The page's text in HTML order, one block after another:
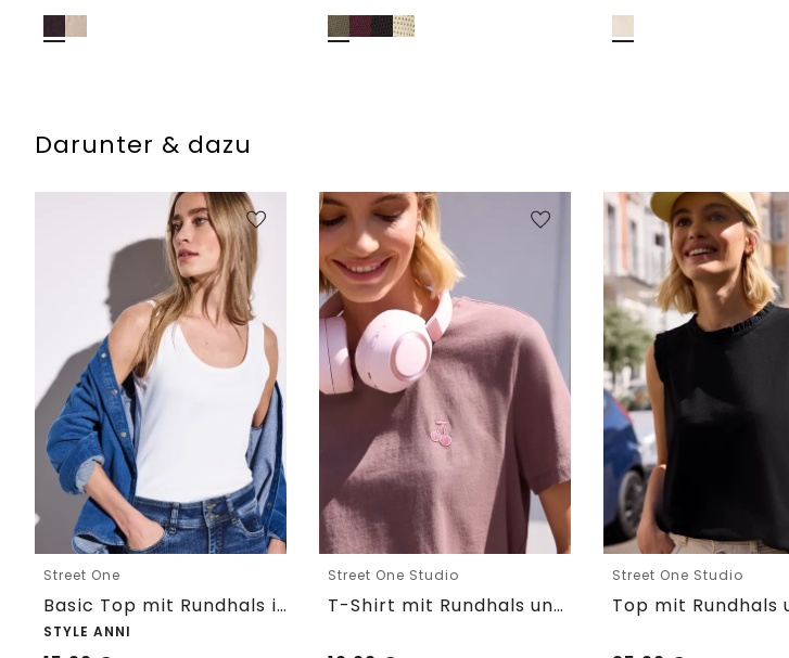
Darunter & dazu
Street One
Basic Top mit Rundhals in Unifarbe
STYLE ANNI
Street One Studio
T-Shirt mit Rundhals und Embroidery-Detail
Street One Studio